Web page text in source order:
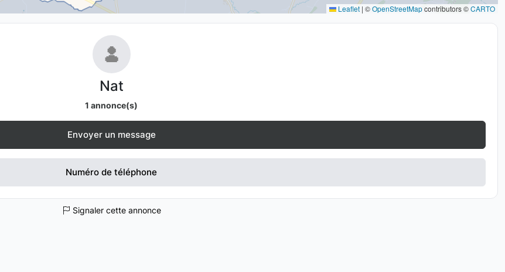
Leaflet | ©OpenStreetMapcontributors ©CARTO
Nat
1 annonce(s)
Envoyer un message
Numéro de téléphone
Signaler cette annonce